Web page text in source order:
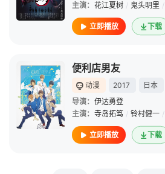
主演： 花江夏树 / 鬼头明里 /
立即播放 下载
便利店男友
动漫 2017
日本
导演： 伊达勇登
主演： 寺岛拓笃 / 铃村健一 /
立即播放 下载